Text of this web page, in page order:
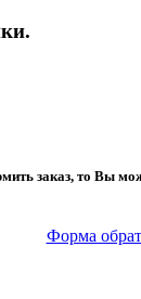
заказ, то Вы
Форма